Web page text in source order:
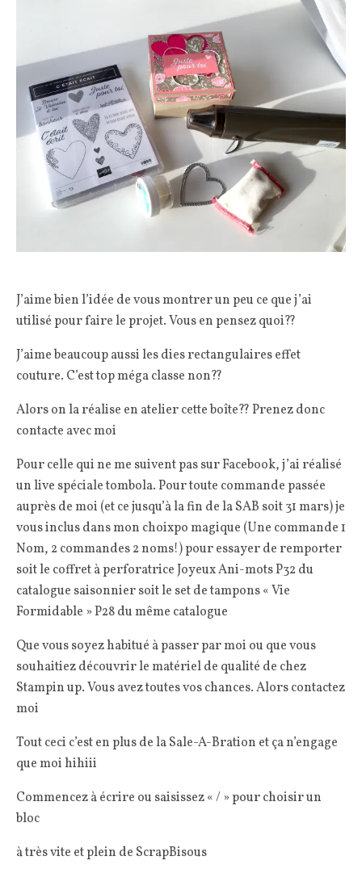
J’aime bien l’idée de vous montrer un peu ce que j’ai
utilisé pour faire le projet. Vous en pensez quoi??
J’aime beaucoup aussi les dies rectangulaires effet
couture. C’est top méga classe non??
Alors on la réalise en atelier cette boîte?? Prenez donc
contacte avec moi
Pour celle qui ne me suivent pas sur Facebook, j’ai réalisé
un live spéciale tombola. Pour toute commande passée
auprès de moi (et ce jusqu’à la fin de la SAB soit 31 mars) je
vous inclus dans mon choixpo magique (Une commande 1
Nom, 2 commandes 2 noms!) pour essayer de remporter
soit le coffret à perforatrice Joyeux Ani-mots P32 du
catalogue saisonnier soit le set de tampons « Vie
Formidable » P28 du même catalogue
Que vous soyez habitué à passer par moi ou que vous
souhaitiez découvrir le matériel de qualité de chez
Stampin up. Vous avez toutes vos chances. Alors contactez
moi
Tout ceci c’est en plus de la Sale-A-Bration et ça n’engage
que moi hihiii
Commencez à écrire ou saisissez « / » pour choisir un
bloc
à très vite et plein de ScrapBisous